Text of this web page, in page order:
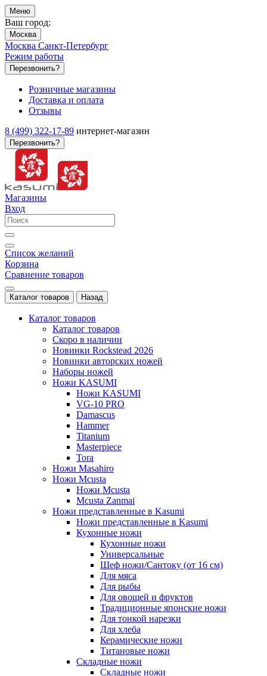
Меню
Ваш город:
Москва
Москва Санкт-Петербург
Режим работы
Перезвонить?
Розничные магазины
Доставка и оплата
Отзывы
8 (499) 322-17-89 интернет-магазин
Перезвонить?
Магазины
Вход
Список желаний
Корзина
Сравнение товаров
Каталог товаров Назад
Каталог товаров
Каталог товаров
Скоро в наличии
Новинки Rockstead 2026
Новинки авторских ножей
Наборы ножей
Ножи KASUMI
Ножи KASUMI
VG-10 PRO
Damascus
Hammer
Titanium
Masterpiece
Tora
Ножи Masahiro
Ножи Mcusta
Ножи Mcusta
Mcusta Zanmai
Ножи представленные в Kasumi
Ножи представленные в Kasumi
Кухонные ножи
Кухонные ножи
Универсальные
Шеф ножи/Сантоку (от 16 см)
Для мяса
Для рыбы
Для овощей и фруктов
Традиционные японские ножи
Для тонкой нарезки
Для хлеба
Керамические ножи
Титановые ножи
Складные ножи
Складные ножи